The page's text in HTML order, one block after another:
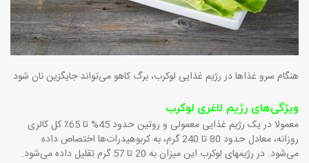
هنگام سرو غذاها در رژیم غذایی لوکرب، برگ کاهو ‌می‌تواند جایگزین نان شود
ویژگی‌های رژیم لاغری لوکرب
معمولا در یک رژیم غذایی معمولی و روتین حدود 45% تا 65٪ کل کالری
روزانه، معادل حدود 80 تا 240 گرم، به کربوهیدرات‌ها اختصاص داده
می‌شود. در رژیمهای لوکرب این میزان به 20 تا 57 گرم تقلیل داده می‌شود.